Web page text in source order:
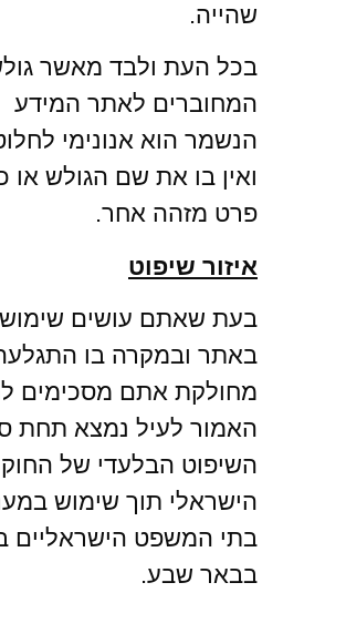
שהייה.
בכל העת ולבד מאשר
המחוברים לאתר המידע
הנשמר הוא אנונימי
ואין בו את שם הגולש או
פרט מזהה אחר.
איזור שיפוט
בעת שאתם עושים שימוש
באתר ובמקרה בו
מחולקת אתם מסכימים
האמור לעיל נמצא תחת
השיפוט הבלעדי של החוק
הישראלי תוך שימוש
בתי המשפט הישראליים
בבאר שבע.